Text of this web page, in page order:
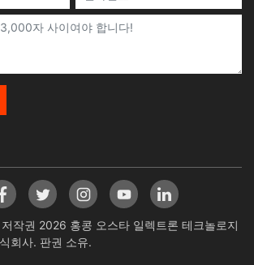
작권 2026 홍콩 오스타 일렉트론 테크놀로지
회사. 판권 소유.